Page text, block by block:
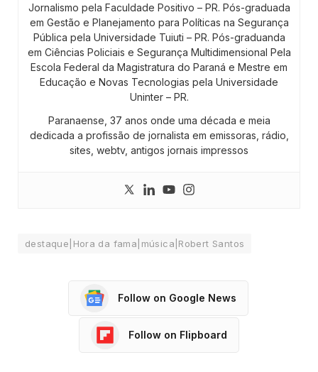
Jornalismo pela Faculdade Positivo – PR. Pós-graduada
em Gestão e Planejamento para Políticas na Segurança
Pública pela Universidade Tuiuti – PR. Pós-graduanda
em Ciências Policiais e Segurança Multidimensional Pela
Escola Federal da Magistratura do Paraná e Mestre em
Educação e Novas Tecnologias pela Universidade
Uninter – PR.
Paranaense, 37 anos onde uma década e meia
dedicada a profissão de jornalista em emissoras, rádio,
sites, webtv, antigos jornais impressos
destaque|Hora da fama|música|Robert Santos
Follow on Google News
Follow on Flipboard